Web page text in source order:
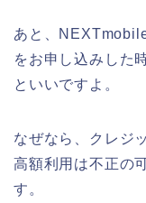
あと、
をお申し込みした
といいですよ。
なぜなら、クレジ
高額利用は不正の
す。